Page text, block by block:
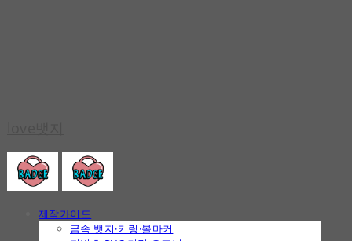
제작가이드
금속 뱃지·키링·볼마커